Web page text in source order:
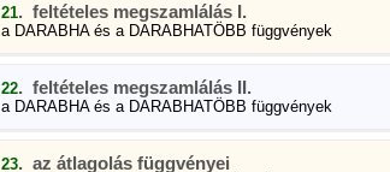
21. feltételes megszamlálás I.
a DARABHA és a DARABHATÖBB függvények
22. feltételes megszamlálás II.
a DARABHA és a DARABHATÖBB függvények
23. az átlagolás függvényei